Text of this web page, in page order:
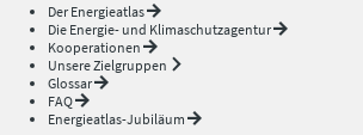
Der Energieatlas
Die Energie- und Klimaschutzagentur
Kooperationen
Unsere Zielgruppen
Glossar
FAQ
Energieatlas-Jubiläum